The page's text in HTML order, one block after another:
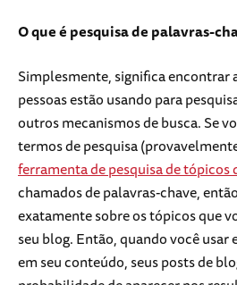
O que é pesquisa de palavras-
Simplesmente, significa encontrar
pessoas estão usando para
outros mecanismos de busca. Se
termos de pesquisa
ferramenta de pesquisa de tópicos
chamados de palavras-chave,
exatamente sobre os tópicos que
seu blog. Então, quando você usar
em seu conteúdo, seus posts de